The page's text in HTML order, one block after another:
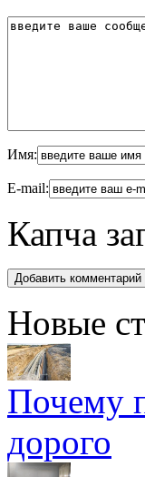
Имя:
E-mail:
Капча
Новые
Почему
дорого